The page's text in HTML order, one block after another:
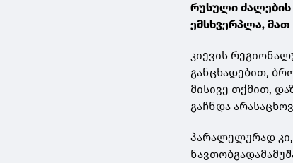
რუსული ძალების
ემსხვერპლა, მათ
კიევის
განცხადებით,
მისივე თქმით,
გაჩნდა
პარალელურად